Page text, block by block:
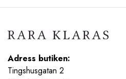
Adress butiken:
Tingshusgatan 2